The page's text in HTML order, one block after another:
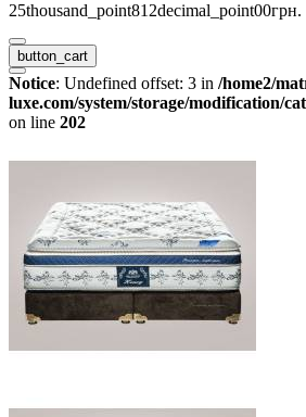
25thousand_point812decimal_point00грн.
button_cart
Notice: Undefined offset: 3 in /home2/
luxe.com/system/storage/modification/
on line 202